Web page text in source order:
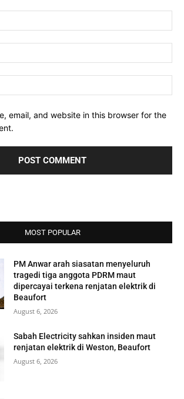
email, and website in this browser for the
MOST POPULAR
PM Anwar arah siasatan menyeluruh
tragedi tiga anggota PDRM maut
dipercayai terkena renjatan elektrik di
Beaufort
August 6, 2026
Sabah Electricity sahkan insiden maut
renjatan elektrik di Weston, Beaufort
August 6, 2026